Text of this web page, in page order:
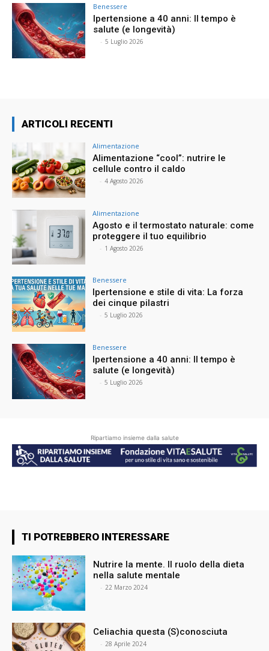
Benessere
Ipertensione a 40 anni: Il tempo è
salute (e longevità)
- 5 Luglio 2026
ARTICOLI RECENTI
Alimentazione
Alimentazione “cool”: nutrire le
cellule contro il caldo
- 4 Agosto 2026
Alimentazione
Agosto e il termostato naturale: come
proteggere il tuo equilibrio
- 1 Agosto 2026
Benessere
Ipertensione e stile di vita: La forza
dei cinque pilastri
- 5 Luglio 2026
Benessere
Ipertensione a 40 anni: Il tempo è
salute (e longevità)
- 5 Luglio 2026
Ripartiamo insieme dalla salute
TI POTREBBERO INTERESSARE
Nutrire la mente. Il ruolo della dieta
nella salute mentale
- 22 Marzo 2024
Celiachia questa (S)conosciuta
- 28 Aprile 2024